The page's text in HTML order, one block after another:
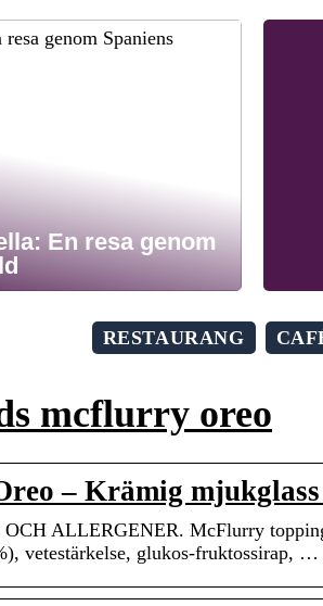
En resa genom
RESTAURANG
mcflurry oreo
– Krämig mjukglass
ALLERGENER. McFlurry
vetestärkelse, glukos-fruktossirap, …